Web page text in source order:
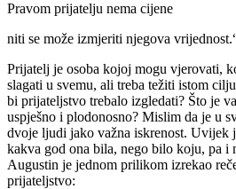
Pravom prijatelju nema cijene
niti se može izmjeriti njegova
Prijatelj je osoba kojoj mogu vjerovati,
slagati u svemu, ali treba težiti istom
bi prijateljstvo trebalo izgledati? Što je
uspješno i plodonosno? Mislim da je u
dvoje ljudi jako važna iskrenost. Uvijek
kakva god ona bila, nego bilo koju, pa i
Augustin je jednom prilikom izrekao
prijateljstvo: